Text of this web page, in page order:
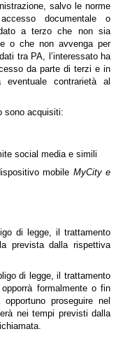
salvo le norme
documentale o
a terzo che non sia
o che non avvenga per
tra PA, l’interessato ha
da parte di terzi e in
contrarietà al
sono acquisiti:
social media e simili
mobile MyCity e
di legge, il trattamento
prevista dalla rispettiva
di legge, il trattamento
formalmente o fin
proseguire nel
nei tempi previsti dalla